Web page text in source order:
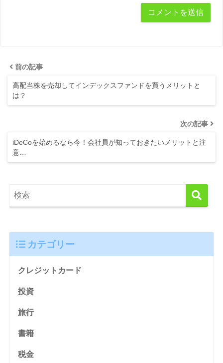
前の記事
高配当株を売却してインデックスファンドを買うメリットと
は？
次の記事
iDeCoを始めるなら今！会社員が知っておきたいメリットと注
意…
カテゴリー
クレジットカード
投資
旅行
書籍
税金